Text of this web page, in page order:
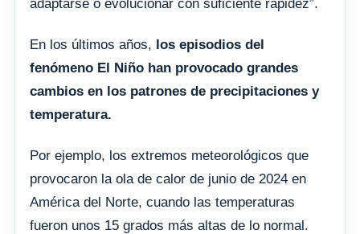
adaptarse o evolucionar con suficiente rapidez”.
En los últimos años, los episodios del
fenómeno El Niño han provocado grandes
cambios en los patrones de precipitaciones y
temperatura.
Por ejemplo, los extremos meteorológicos que
provocaron la ola de calor de junio de 2024 en
América del Norte, cuando las temperaturas
fueron unos 15 grados más altas de lo normal.